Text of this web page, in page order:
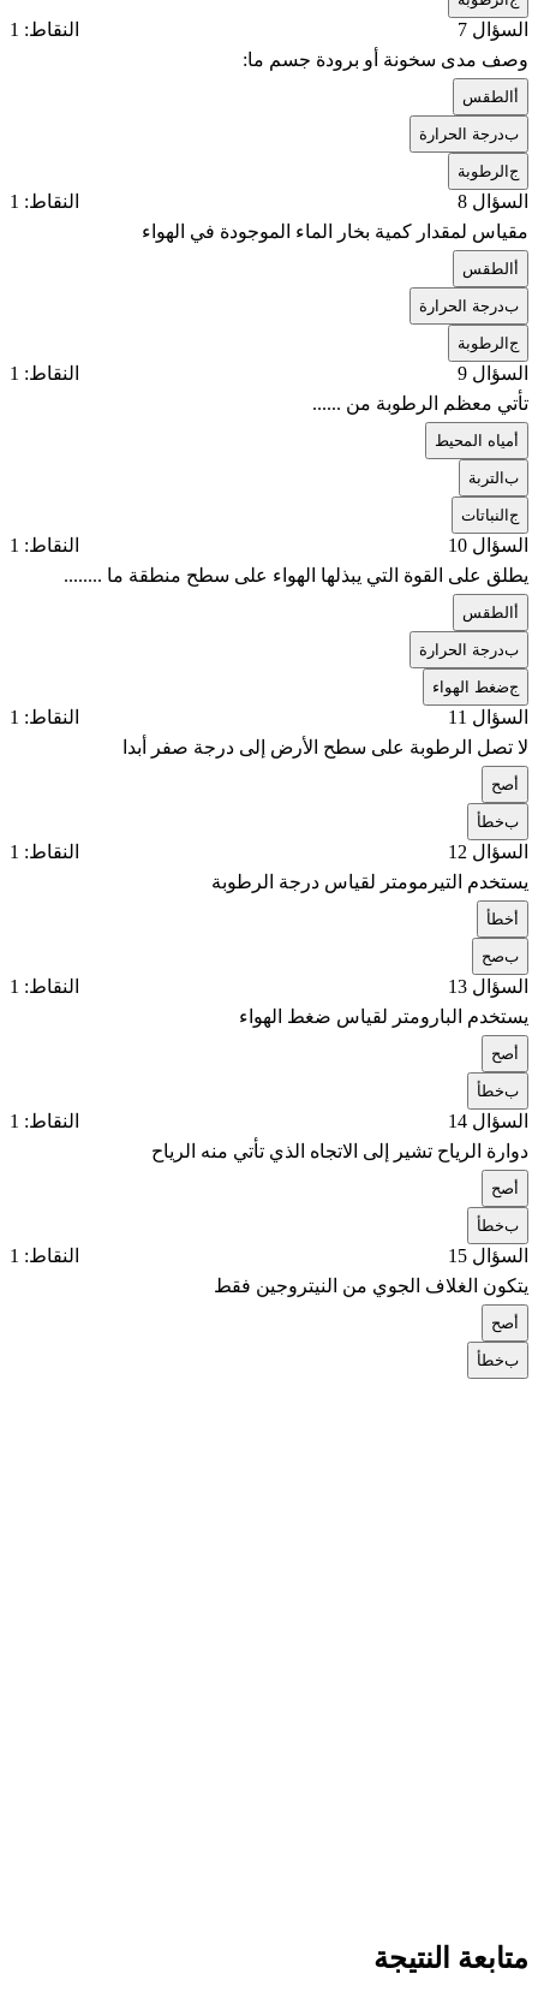
السؤال 7
النقاط: 1
وصف مدى سخونة أو برودة جسم ما:
الطقس
بدرجة الحرارة
جالرطوبة
السؤال 8
النقاط: 1
مقياس لمقدار كمية بخار الماء الموجودة في الهواء
الطقس
بدرجة الحرارة
جالرطوبة
السؤال 9
النقاط: 1
تأتي معظم الرطوبة من ......
مياه المحيط
بالتربة
جالنباتات
السؤال 10
النقاط: 1
يطلق على القوة التي يبذلها الهواء على سطح منطقة ما ........
الطقس
بدرجة الحرارة
جضغط الهواء
السؤال 11
النقاط: 1
لا تصل الرطوبة على سطح الأرض إلى درجة صفر أبدا
صح
بخطأ
السؤال 12
النقاط: 1
يستخدم التيرمومتر لقياس درجة الرطوبة
خطأ
بصح
السؤال 13
النقاط: 1
يستخدم البارومتر لقياس ضغط الهواء
صح
بخطأ
السؤال 14
النقاط: 1
دوارة الرياح تشير إلى الاتجاه الذي تأتي منه الرياح
صح
بخطأ
السؤال 15
النقاط: 1
يتكون الغلاف الجوي من النيتروجين فقط
صح
بخطأ
متابعة النتيجة